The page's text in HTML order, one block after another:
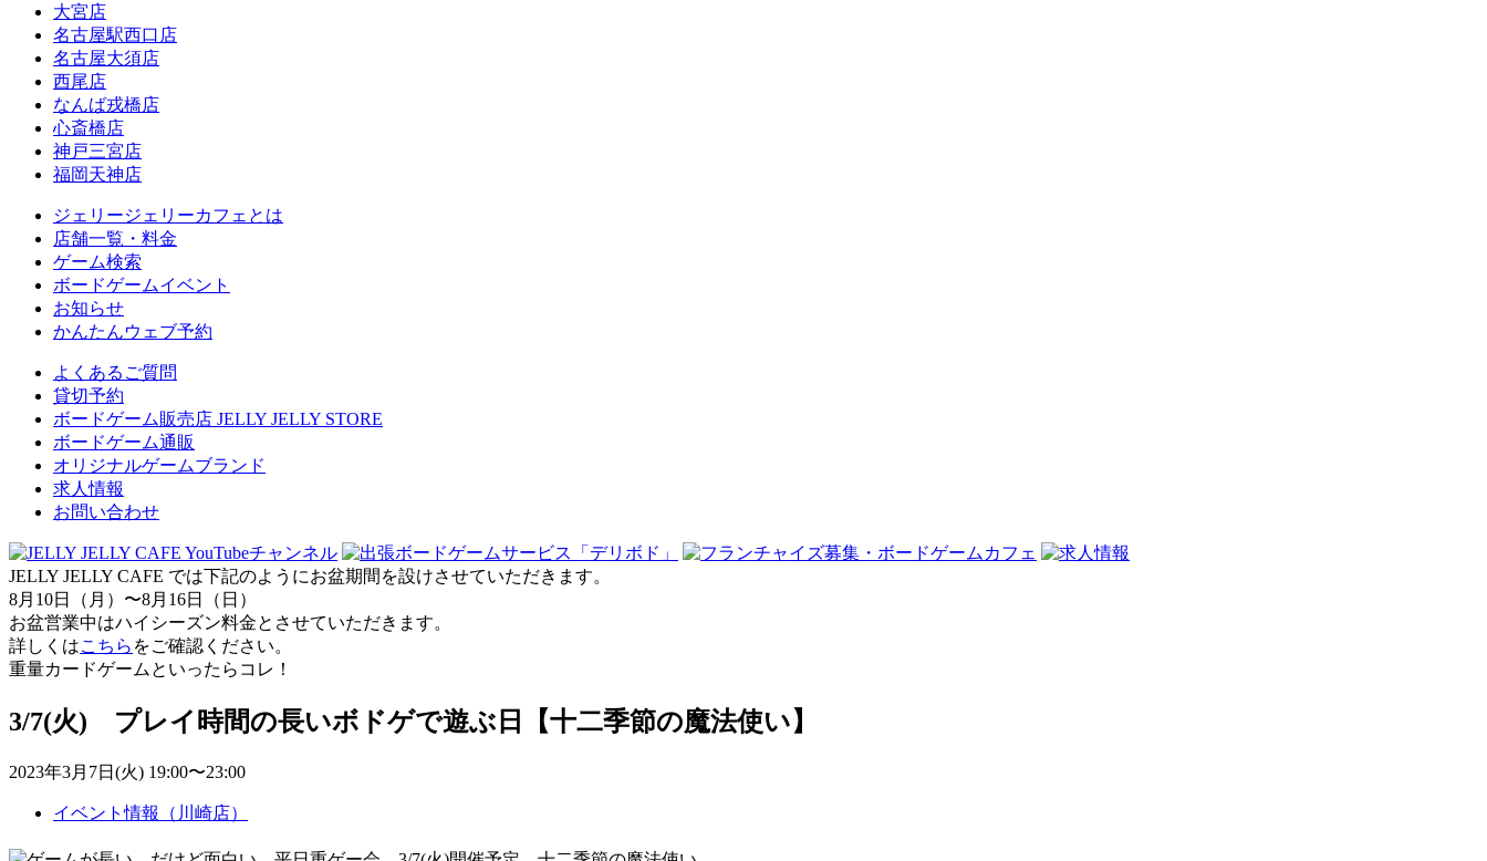
大宮店
名古屋駅西口店
名古屋大須店
西尾店
なんば戎橋店
心斎橋店
神戸三宮店
福岡天神店
ジェリージェリーカフェとは
店舗一覧・料金
ゲーム検索
ボードゲームイベント
お知らせ
かんたんウェブ予約
よくあるご質問
貸切予約
ボードゲーム販売店 JELLY JELLY STORE
ボードゲーム通販
オリジナルゲームブランド
求人情報
お問い合わせ
JELLY JELLY CAFE では下記のようにお盆期間を設けさせていただきます。
8月10日（月）〜8月16日（日）
お盆営業中はハイシーズン料金とさせていただきます。
詳しくはこちら をご確認ください。
重量カードゲームといったらコレ！
3/7(火) プレイ時間の長いボドゲで遊ぶ日【十二季節の魔法使い】
2023年3月7日(火) 19:00〜23:00
イベント情報（川崎店）